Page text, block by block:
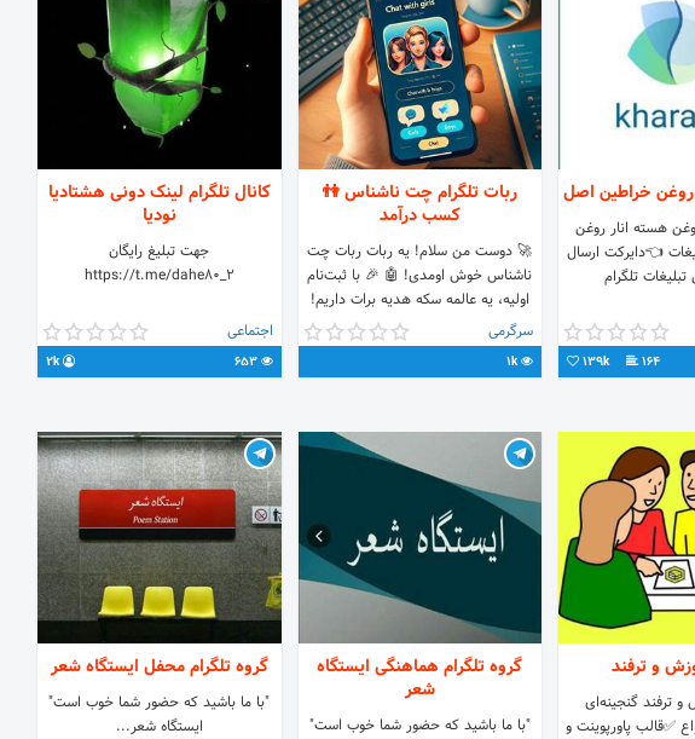
روغن خراطین اصل
هسته انار روغن
👈دایرکت ارسال
تلگرام
164
139k
ربات تلگرام چت ناشناس 👫
کسب درآمد
🚀 دوست من سلام! یه ربات ربات چت
ناشناس خوش اومدی! 🤖 🎉 با ثبت‌نام
اولیه، یه عالمه سکه هدیه برات داریم!
💰 🔍 دنبال دوست جدیدی؟ ما کمکت
می‌کنیم. با جستجوی هوشمندمون، افراد
جدید رو به صورت ناشناس پیدا کن و
آخرش نیست! دوستاتو دعوت کن و از
خریدهاشون پورسانت بگیر و درآمد
داشته باش. 💵
سرگرمی
1k
کانال تلگرام لینک دونی هشتادیا
نودیا
جهت تبلیغ رایگان
https://t.me/dahe80_2
اجتماعی
653
2k
و ترفند
ترفند گنجینه‌ای
✅قالب پاورپوینت و
گروه تلگرام هماهنگی ایستگاه
شعر
"با ما باشید که حضور شما خوب است"
گروه تلگرام محفل ایستگاه شعر
"با ما باشید که حضور شما خوب است"
ایستگاه شعر...